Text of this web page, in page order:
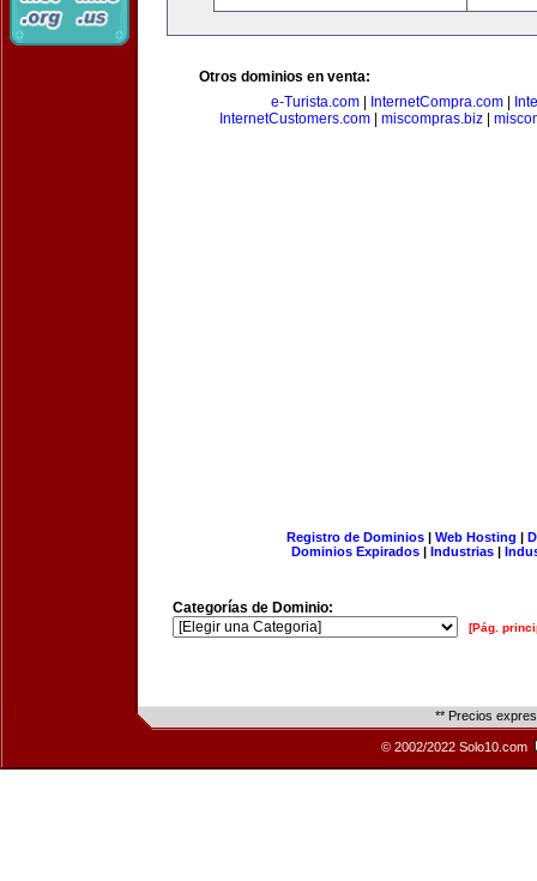
Otros dominios en venta:
e-Turista.com
InternetCompra.com
InternetCustomers.com| miscompras.biz|
Registro de Dominios| Web Hosting |
Dominios Expirados | Industrias |
Categorías de Dominio:
[Pág.
** Precios
© 2002/2022 Solo10.com